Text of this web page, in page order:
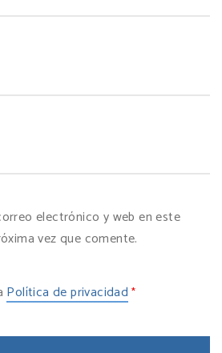
electrónico y web en este
vez que comente.
Política de privacidad *